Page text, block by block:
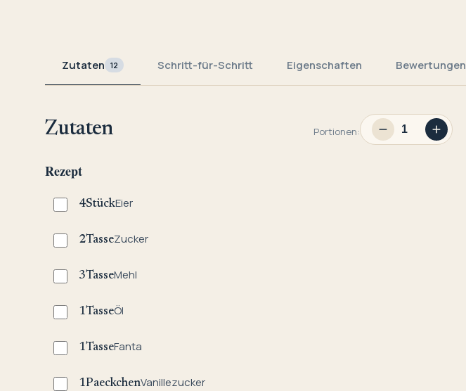
Zutaten 12 Schritt-für-Schritt Eigenschaften Bewertungen
Zutaten Portionen:
Rezept
4StückEier
2TasseZucker
3TasseMehl
1TasseÖl
1TasseFanta
1PaeckchenVanillezucker